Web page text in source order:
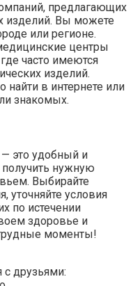
предлагающих
изделий. Вы можете
или регионе.
центры
часто имеются
изделий.
в интернете или
знакомых.
это удобный и
нужную
Выбирайте
уточняйте условия
по истечении
здоровье и
моменты!
с друзьями: